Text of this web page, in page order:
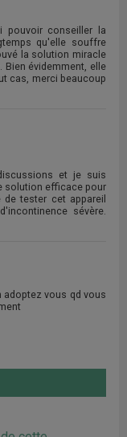
pouvoir conseiller la
qu'elle souffre
la solution miracle
évidemment, elle
cas, merci beaucoup
et je suis
solution efficace pour
de tester cet appareil
sévère.
vous qd vous